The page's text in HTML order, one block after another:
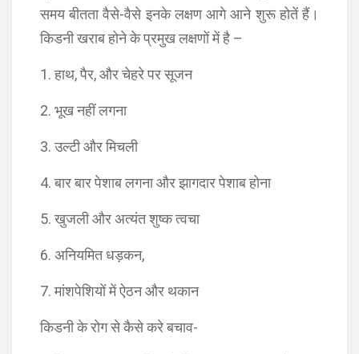
समय बीतता वैसे-वैसे इनके लक्षण आगे आने शुरू होतें हैं।
किडनी खराब होने के प्रमुख लक्षणों में है –
1. हाथ, पैर, और चेहरे पर सूजन
2. भूख नहीं लगना
3. उल्टी और मिचली
4. बार बार पेशाब लगना और झागदार पेशाब होना
5. खुजली और अत्यंत शुष्क त्वचा
6. अनियमित धड़कन,
7. मांशपेशियों में ऐठन और थकान
किडनी के रोग से कैसे करे बचाव-